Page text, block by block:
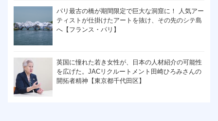
パリ最古の橋が期間限定で巨大な洞窟に！ 人気アー
ティストが仕掛けたアートを抜け、その先のシテ島
へ【フランス・パリ】
英国に憧れた若き女性が、日本の人材紹介の可能性
を広げた。JACリクルートメント田崎ひろみさんの
開拓者精神【東京都千代田区】